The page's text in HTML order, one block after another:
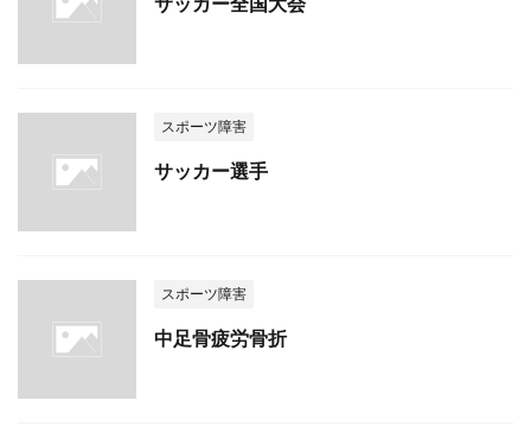
スポーツ障害
サッカー選手
スポーツ障害
中足骨疲労骨折